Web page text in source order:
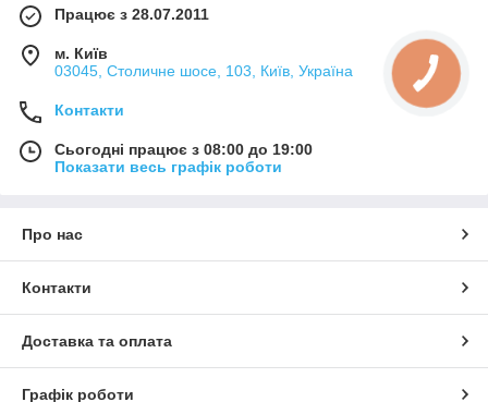
Працює з 28.07.2011
м. Київ
03045, Столичне шосе, 103, Київ, Україна
Контакти
Сьогодні працює з 08:00 до 19:00
Показати весь графік роботи
Про нас
Контакти
Доставка та оплата
Графік роботи